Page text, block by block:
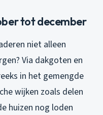
tot december
niet alleen
Via dakgoten en
in het gemengde
wijken zoals delen
huizen nog loden